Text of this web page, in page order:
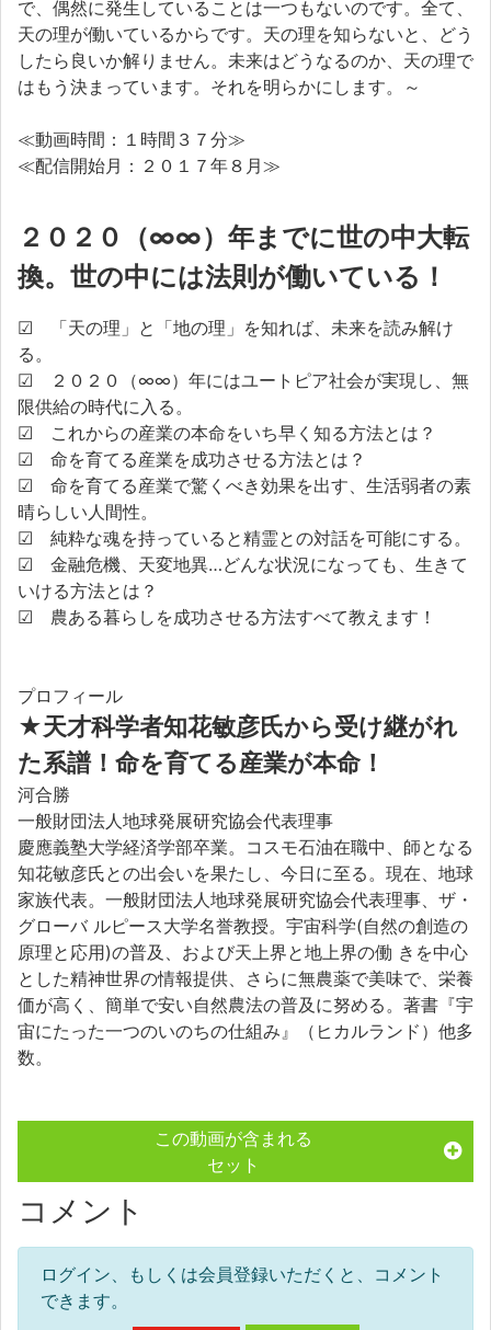
で、偶然に発生していることは一つもないのです。全て、
天の理が働いているからです。天の理を知らないと、どう
したら良いか解りません。未来はどうなるのか、天の理で
はもう決まっています。それを明らかにします。～
≪動画時間：１時間３７分≫
≪配信開始月：２０１７年８月≫
２０２０（∞∞）年までに世の中大転
換。世の中には法則が働いている！
☑ 「天の理」と「地の理」を知れば、未来を読み解け
る。
☑ ２０２０（∞∞）年にはユートピア社会が実現し、無
限供給の時代に入る。
☑ これからの産業の本命をいち早く知る方法とは？
☑ 命を育てる産業を成功させる方法とは？
☑ 命を育てる産業で驚くべき効果を出す、生活弱者の素
晴らしい人間性。
☑ 純粋な魂を持っていると精霊との対話を可能にする。
☑ 金融危機、天変地異…どんな状況になっても、生きて
いける方法とは？
☑ 農ある暮らしを成功させる方法すべて教えます！
プロフィール
★天才科学者知花敏彦氏から受け継がれ
た系譜！命を育てる産業が本命！
河合勝
一般財団法人地球発展研究協会代表理事
慶應義塾大学経済学部卒業。コスモ石油在職中、師となる
知花敏彦氏との出会いを果たし、今日に至る。現在、地球
家族代表。一般財団法人地球発展研究協会代表理事、ザ・
グローバ ルピース大学名誉教授。宇宙科学(自然の創造の
原理と応用)の普及、および天上界と地上界の働 きを中心
とした精神世界の情報提供、さらに無農薬で美味で、栄養
価が高く、簡単で安い自然農法の普及に努める。著書『宇
宙にたった一つのいのちの仕組み』（ヒカルランド）他多
数。
この動画が含まれる
セット
コメント
ログイン、もしくは会員登録いただくと、コメント
できます。